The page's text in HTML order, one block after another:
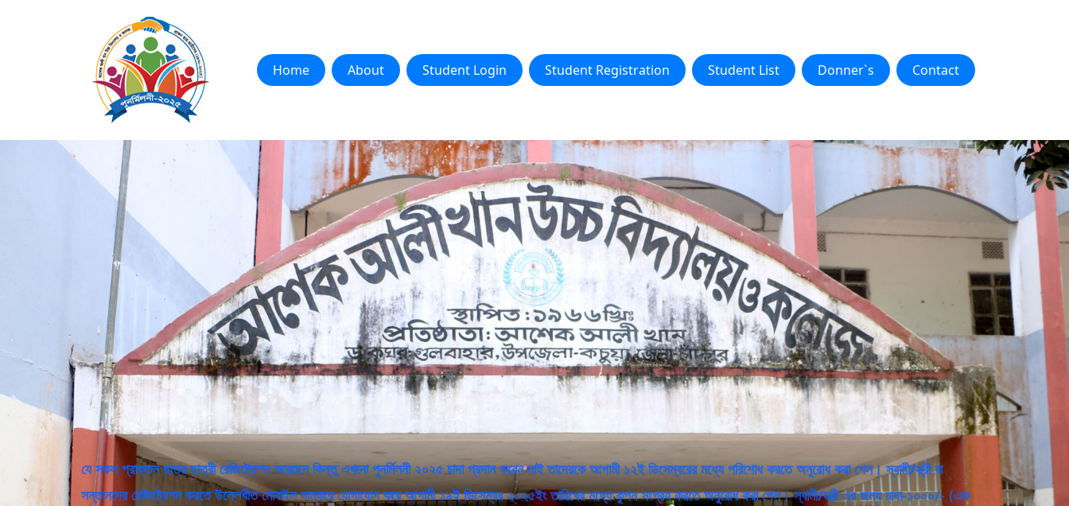
Home About Student Login Student Registration Student List Donner`s Contact
যে সকল প্রাক্তন ছাত্র ছাত্রী রেজিষ্ট্রেশন করেছেন কিন্তু এখনো পুনর্মিলনী ২০২৫ চাদা প্রদান করেন নাই তাদেরকে আগামী ১২ই ডিসেম্বরের মধ্যে পরিশোধ করতে অনুরোধ করা গেল। স্বামী/স্ত্রী বা
সন্তানদের রেজিষ্ট্রেশন করতে উল্লেখীত মোবাইল নাম্বারে যোগাযোগ করে আগামী ১৯ই ডিসেম্বর ২০২৫ইং তারিখের মধ্যে কুপন সংগ্রহ করতে অনুরোধ করা গেল। স্বামী/স্ত্রী এর জন্য চাদা-১০০০/- (এক